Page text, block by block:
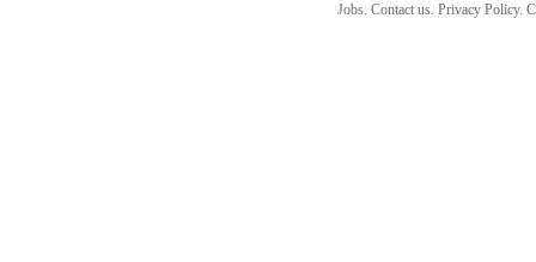
Jobs. Contact us. Privacy Policy.